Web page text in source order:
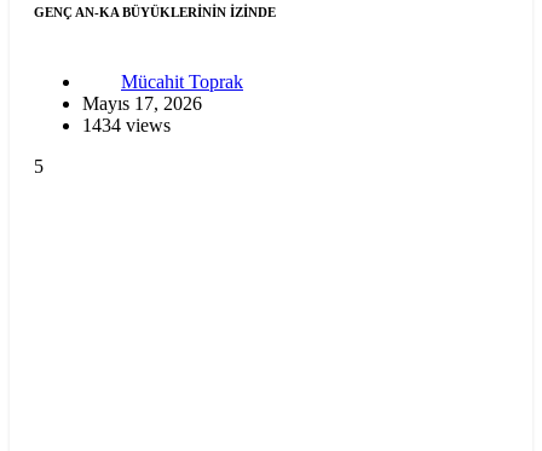
GENÇ AN-KA BÜYÜKLERİNİN İZİNDE
Mücahit Toprak
Mayıs 17, 2026
1434 views
5